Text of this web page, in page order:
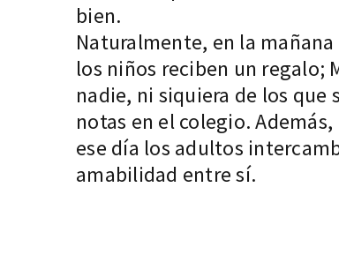
bien.
Naturalmente, en la
los niños reciben un regalo;
nadie, ni siquiera de los que
notas en el colegio.
ese día los adultos
amabilidad entre sí.